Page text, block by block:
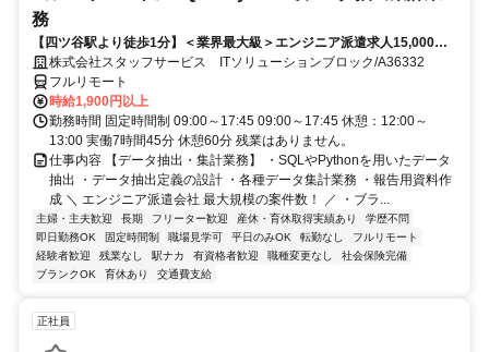
務
【四ツ谷駅より徒歩1分】＜業界最大級＞エンジニア派遣求人15,000件
以上◎ 来社不要のカンタン登録→最短2日で就業可能！！
株式会社スタッフサービス ITソリューションブロック/A36332
フルリモート
時給1,900円以上
勤務時間 固定時間制 09:00～17:45 09:00～17:45 休憩：12:00～
13:00 実働7時間45分 休憩60分 残業はありません。
仕事内容 【データ抽出・集計業務】 ・SQLやPythonを用いたデータ
抽出 ・データ抽出定義の設計 ・各種データ集計業務 ・報告用資料作
成 ＼ エンジニア派遣会社 最大規模の案件数！ ／ ・ブラ...
主婦・主夫歓迎 長期 フリーター歓迎 産休・育休取得実績あり
学歴不問
即日勤務OK
固定時間制 職場見学可 平日のみOK 転勤なし
フルリモート
経験者歓迎
残業なし 駅ナカ 有資格者歓迎 職種変更なし
社会保険完備
ブランクOK
育休あり 交通費支給
正社員